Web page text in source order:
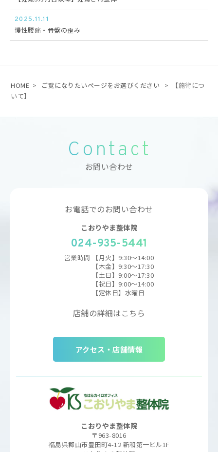
2025.11.11
慢性腰痛・骨盤の歪み
HOME > ご覧になりたいぺージをお選びください >
【施術につ
いて】
Contact
お問い合わせ
お電話でのお問い合わせ
こおりやま整体院
024-935-5441
営業時間
【月火】9:30～14:00
【木金】9:30〜17:30
【土日】9:00〜17:30
【祝日】9:00〜14:00
【定休日】水曜日
店舗の詳細はこちら
アクセス・店舗情報
こおりやま整体院
〒963-8016
福島県郡山市豊田町4-12 新和第一ビル1F